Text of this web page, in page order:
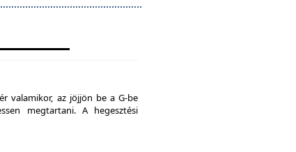
valamikor, az jöjjön be a G-be
megtartani. A hegesztési